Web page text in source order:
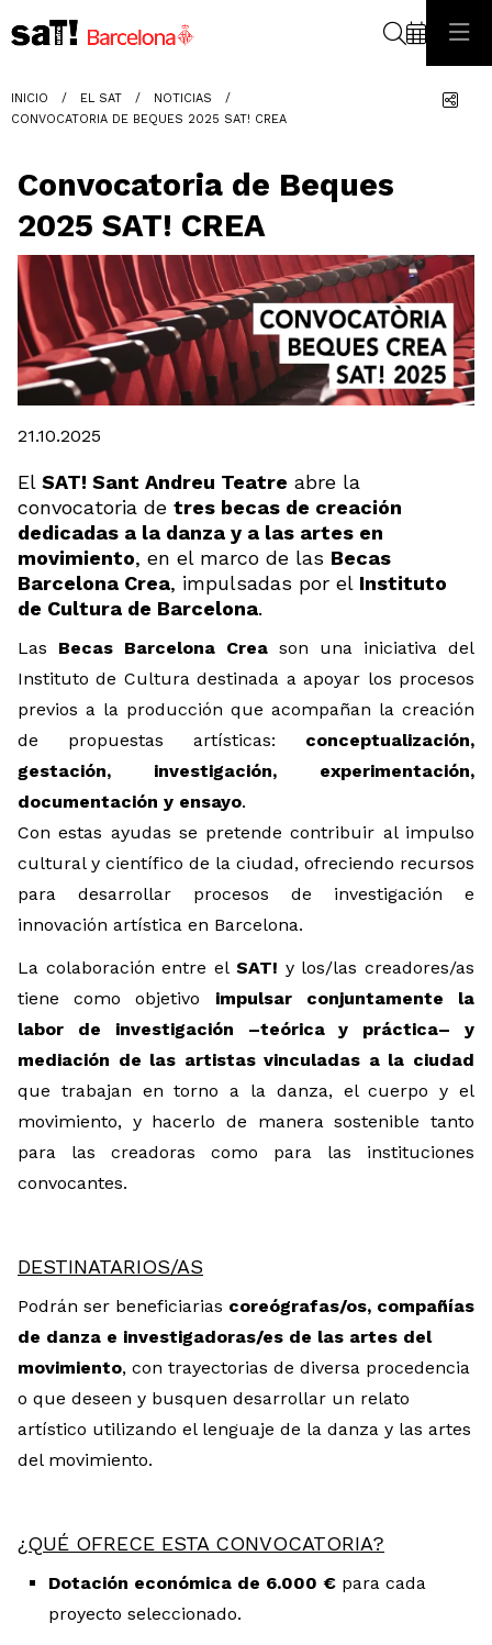
INICIO EL SAT
NOTICIAS
CONVOCATORIA DE BEQUES 2025 SAT! CREA
Convocatoria de Beques
2025 SAT! CREA
21.10.2025
El SAT! Sant Andreu Teatre abre la
convocatoria de tres becas de creación
dedicadas a la danza y a las artes en
movimiento, en el marco de las Becas
Barcelona Crea, impulsadas por el Instituto
de Cultura de Barcelona.
Las Becas Barcelona Crea son una iniciativa del
Instituto de Cultura destinada a apoyar los procesos
previos a la producción que acompañan la creación
de propuestas artísticas: conceptualización,
gestación, investigación, experimentación,
documentación y ensayo.
Con estas ayudas se pretende contribuir al impulso
cultural y científico de la ciudad, ofreciendo recursos
para desarrollar procesos de investigación e
innovación artística en Barcelona.
La colaboración entre el SAT! y los/las creadores/as
tiene como objetivo impulsar conjuntamente la
labor de investigación –teórica y práctica– y
mediación de las artistas vinculadas a la ciudad
que trabajan en torno a la danza, el cuerpo y el
movimiento, y hacerlo de manera sostenible tanto
para las creadoras como para las instituciones
convocantes.
DESTINATARIOS/AS
Podrán ser beneficiarias coreógrafas/os, compañías
de danza e investigadoras/es de las artes del
movimiento, con trayectorias de diversa procedencia
o que deseen y busquen desarrollar un relato
artístico utilizando el lenguaje de la danza y las artes
del movimiento.
¿QUÉ OFRECE ESTA CONVOCATORIA?
Dotación económica de 6.000 € para cada
proyecto seleccionado.